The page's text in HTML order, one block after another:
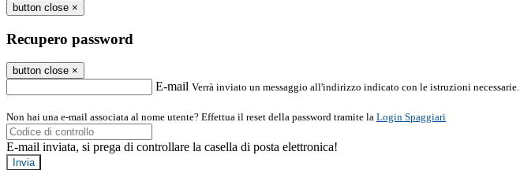
button close ×
Recupero password
button close ×
E-mail Verrà inviato un messaggio all'indirizzo indicato con le istruzioni necessarie.
Non hai una e-mail associata al nome utente? Effettua il reset della password tramite la Login Spaggiari
E-mail inviata, si prega di controllare la casella di posta elettronica!